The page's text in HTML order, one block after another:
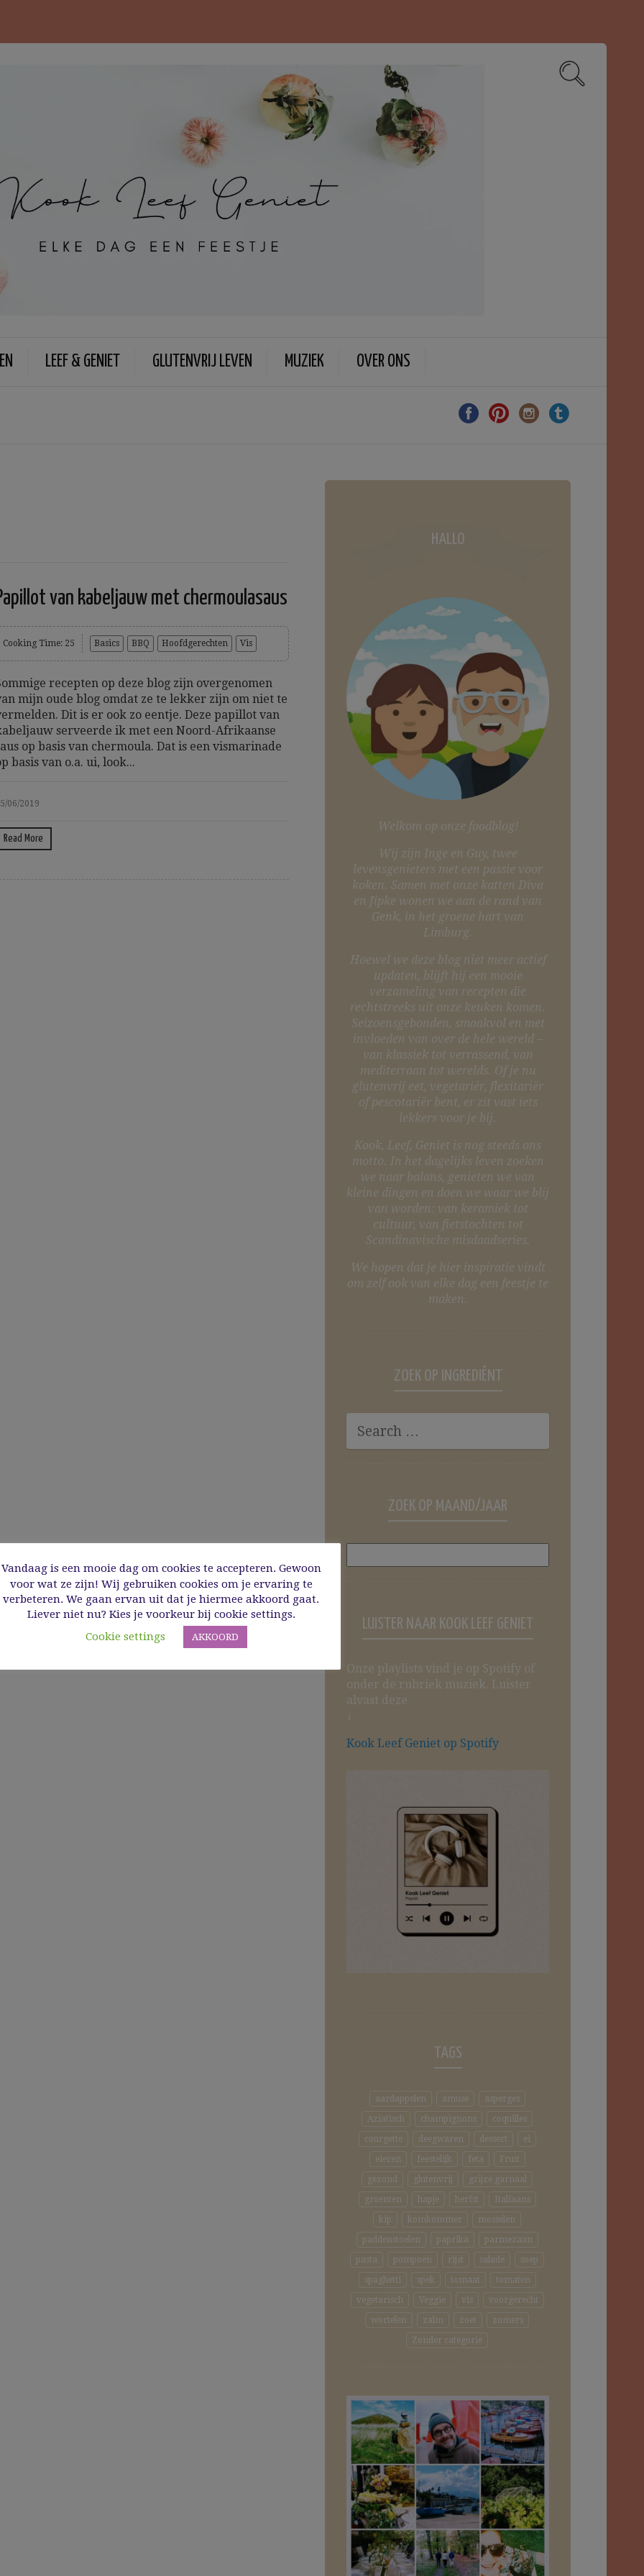
LEEF & GENIET GLUTENVRIJ LEVEN MUZIEK OVER ONS
van kabeljauw met chermoulasaus
Cooking Time: 25 Basics BBQ Hoofdgerechten Vis
recepten op deze blog zijn overgenomen
mijn oude blog omdat ze te lekker zijn om niet te
Dit is er ook zo eentje. Deze papillot van
serveerde ik met een Noord-Afrikaanse
op basis van chermoula. Dat is een vismarinade
basis van o.a. ui, look...
06/2019
Read More
HALLO
Welkom op onze foodblog!
Wij zijn Inge en Guy, twee
levensgenieters met een passie voor
koken. Samen met onze katten Diva
en Jipke wonen we aan de rand van
Genk, in het groene hart van
Limburg.
Hoewel we deze blog niet meer actief
updaten, blijft hij een mooie
verzameling van recepten die
rechtstreeks uit onze keuken komen.
Seizoensgebonden, smaakvol en met
invloeden van over de hele wereld –
van klassiek tot verrassend, van
mediterraan tot werelds. Of je nu
glutenvrij eet, vegetariër, flexitariër
of pescotariër bent, er zit vast iets
lekkers voor je bij.
Kook, Leef, Geniet is nog steeds ons
motto. In het dagelijks leven zoeken
we naar balans, genieten we van
kleine dingen en doen we waar we blij
van worden: van keramiek tot
cultuur, van fietstochten tot
Scandinavische misdaadseries.
We hopen dat je hier inspiratie vindt
om zelf ook van elke dag een feestje te
maken.
ZOEK OP INGREDIËNT
ZOEK OP MAAND/JAAR
LUISTER NAAR KOOK LEEF GENIET
Onze playlists vind je op Spotify of
onder de rubriek muziek. Luister
alvast deze
↓
Kook Leef Geniet op Spotify
TAGS
aardappelen amuse
asperges
Aziatisch
champignons
coquilles
courgette
deegwaren dessert
ei
eieren
feestelijk feta
Fruit
gezond
glutenvrij
grijze garnaal
groenten
hapje herfst
Italiaans
kip
komkommer
mosselen
paddenstoelen
paprika
parmezaan
pasta
pompoen rijst salade
soep
spaghetti
spek tomaat
tomaten
vegetarisch
Veggie vis
voorgerecht
wortelen
zalm zoet
zomers
Zonder categorie
Vandaag is een mooie dag om cookies te accepteren. Gewoon
voor wat ze zijn! Wij gebruiken cookies om je ervaring te
verbeteren. We gaan ervan uit dat je hiermee akkoord gaat.
Liever niet nu? Kies je voorkeur bij cookie settings.
Cookie settings
AKKOORD